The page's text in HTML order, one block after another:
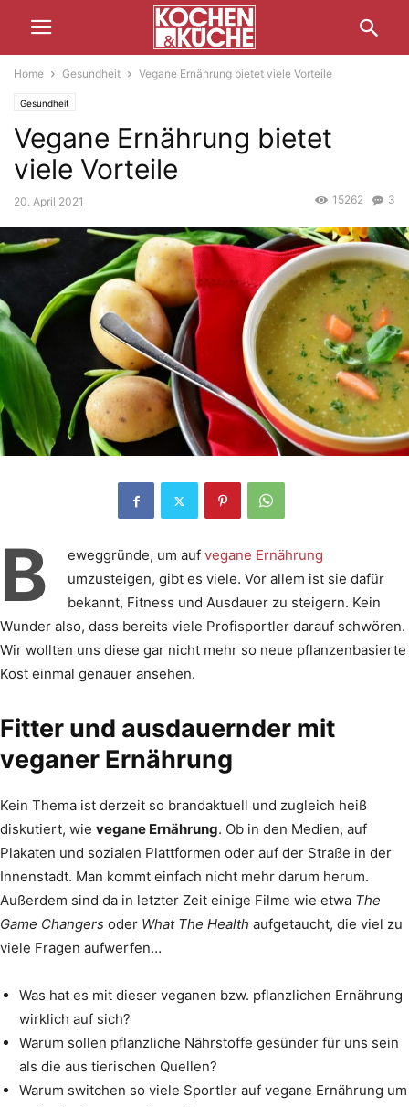
Home Gesundheit Vegane Ernährung bietet viele Vorteile
Gesundheit
Vegane Ernährung bietet
viele Vorteile
20. April 2021 3
15262
B eweggründe, um auf vegane Ernährung
umzusteigen, gibt es viele. Vor allem ist sie dafür
bekannt, Fitness und Ausdauer zu steigern. Kein
Wunder also, dass bereits viele Profisportler darauf schwören.
Wir wollten uns diese gar nicht mehr so neue pflanzenbasierte
Kost einmal genauer ansehen.
Fitter und ausdauernder mit
veganer Ernährung
Kein Thema ist derzeit so brandaktuell und zugleich heiß
diskutiert, wie vegane Ernährung. Ob in den Medien, auf
Plakaten und sozialen Plattformen oder auf der Straße in der
Innenstadt. Man kommt einfach nicht mehr darum herum.
Außerdem sind da in letzter Zeit einige Filme wie etwa The
Game Changers oder What The Health aufgetaucht, die viel zu
viele Fragen aufwerfen…
Was hat es mit dieser veganen bzw. pflanzlichen Ernährung
wirklich auf sich?
Warum sollen pflanzliche Nährstoffe gesünder für uns sein
als die aus tierischen Quellen?
Warum switchen so viele Sportler auf vegane Ernährung um